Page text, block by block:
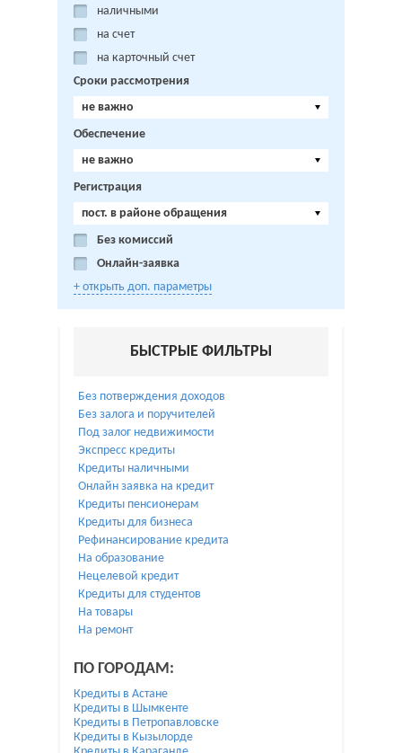
наличными
на счет
на карточный счет
Сроки рассмотрения
не важно
Обеспечение
не важно
Регистрация
пост. в районе обращения
Без комиссий
Онлайн-заявка
+ открыть доп. параметры
БЫСТРЫЕ ФИЛЬТРЫ
Без потверждения доходов
Без залога и поручителей
Под залог недвижимости
Экспресс кредиты
Кредиты наличными
Онлайн заявка на кредит
Кредиты пенсионерам
Кредиты для бизнеса
Рефинансирование кредита
На образование
Нецелевой кредит
Кредиты для студентов
На товары
На ремонт
ПО ГОРОДАМ:
Кредиты в Астане
Кредиты в Шымкенте
Кредиты в Петропавловске
Кредиты в Кызылорде